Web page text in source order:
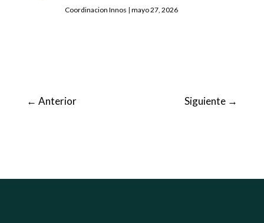
Coordinacion Innos | mayo 27, 2026
← Anterior Siguiente →